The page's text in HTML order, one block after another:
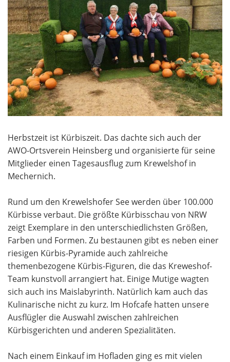
Herbstzeit ist Kürbiszeit. Das dachte sich auch der
AWO-Ortsverein Heinsberg und organisierte für seine
Mitglieder einen Tagesausflug zum Krewelshof in
Mechernich.
Rund um den Krewelshofer See werden über 100.000
Kürbisse verbaut. Die größte Kürbisschau von NRW
zeigt Exemplare in den unterschiedlichsten Größen,
Farben und Formen. Zu bestaunen gibt es neben einer
riesigen Kürbis-Pyramide auch zahlreiche
themenbezogene Kürbis-Figuren, die das Kreweshof-
Team kunstvoll arrangiert hat. Einige Mutige wagten
sich auch ins Maislabyrinth. Natürlich kam auch das
Kulinarische nicht zu kurz. Im Hofcafe hatten unsere
Ausflügler die Auswahl zwischen zahlreichen
Kürbisgerichten und anderen Spezialitäten.
Nach einem Einkauf im Hofladen ging es mit vielen